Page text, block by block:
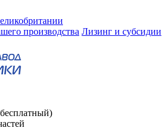
производства Лизинг и субсидии